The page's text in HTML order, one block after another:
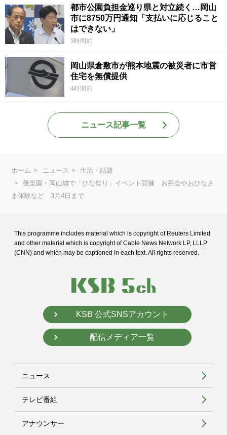
都市公園負担金巡り県と対立続く…岡山
市に8750万円通知「支払いに応じること
はできない」
3時間前
岡山県倉敷市が熊本地震の被災者に市営
住宅を無償提供
4時間前
ニュース記事一覧
ホーム ニュース
生活・話題
後楽園・岡山城で「ひな祭り」イベント開催 お茶会やおひなさ
ま体験など 3月4日まで
This programme includes material which is copyright of Reuters Limited
and other material which is copyright of Cable News Network LP, LLLP
(CNN) and which may be captioned in each text. All rights reserved.
KSB 公式SNSアカウント
配信メディア一覧
ニュース
テレビ番組
アナウンサー